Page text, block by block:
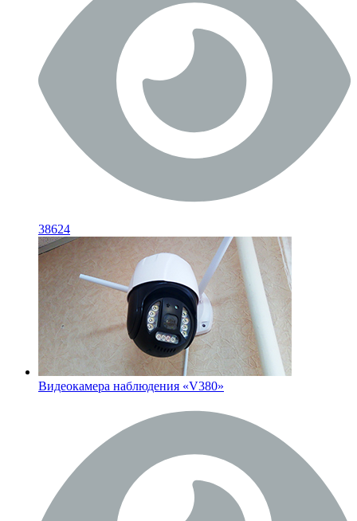
38624
Видеокамера наблюдения «V380»